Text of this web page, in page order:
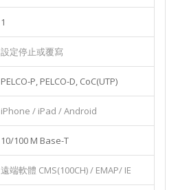
1
設定停止或覆寫
PELCO-P, PELCO-D, CoC(UTP)
iPhone / iPad / Android
10/100 M Base-T
遠端軟體 CMS(100CH) / EMAP/ IE